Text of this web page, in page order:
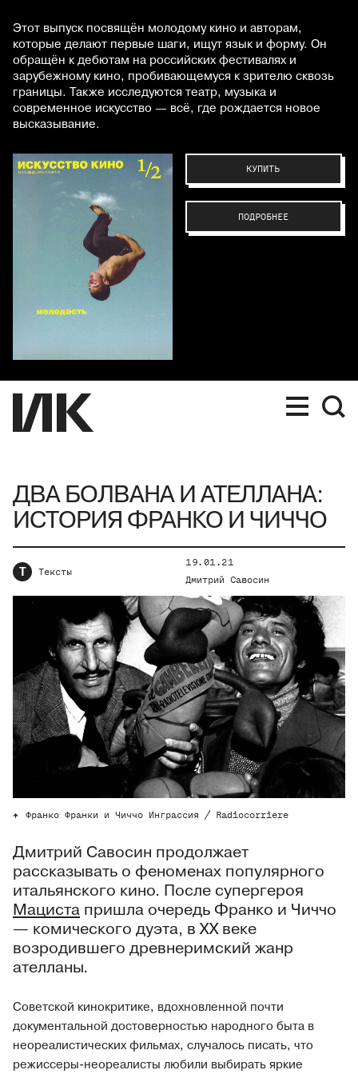
Этот выпуск посвящён молодому кино и авторам,
которые делают первые шаги, ищут язык и форму. Он
обращён к дебютам на российских фестивалях и
зарубежному кино, пробивающемуся к зрителю сквозь
границы. Также исследуются театр, музыка и
современное искусство — всё, где рождается новое
высказывание.
КУПИТЬ
ПОДРОБНЕЕ
ДВА БОЛВАНА И АТЕЛЛАНА:
ИСТОРИЯ ФРАНКО И ЧИЧЧО
Т Тексты
19.01.21
Дмитрий Савосин
Франко Франки и Чиччо Инграссия / Radiocorriere
Дмитрий Савосин продолжает
рассказывать о феноменах популярного
итальянского кино. После супергероя
Мациста пришла очередь Франко и Чиччо
— комического дуэта, в XX веке
возродившего древнеримский жанр
ателланы.
Советской кинокритике, вдохновленной почти
документальной достоверностью народного быта в
неореалистических фильмах, случалось писать, что
режиссеры-неореалисты любили выбирать яркие